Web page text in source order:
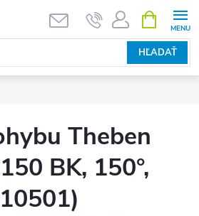
HĽADAŤ
KOŠÍK
Theben
BK, 150°,